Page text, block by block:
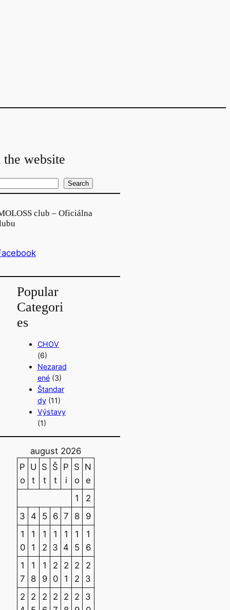
the website
Search
club – Oficiálna
Popular
Categori
es
CHOV
(6)
Nezarad
ené(3)
Štandar
dy(11)
Výstavy
(1)
august 2026
P
o
U
t
S
t
Š
t
P
i
S
o
N
e
1
2
3
4 5 6 7 8
9
1
0
1
1
1
2
1
3
1
4
1
5
1
6
1
7
1
8
1
9
2
0
2
1
2
2
2
3
2
2
2
2
2
2
3